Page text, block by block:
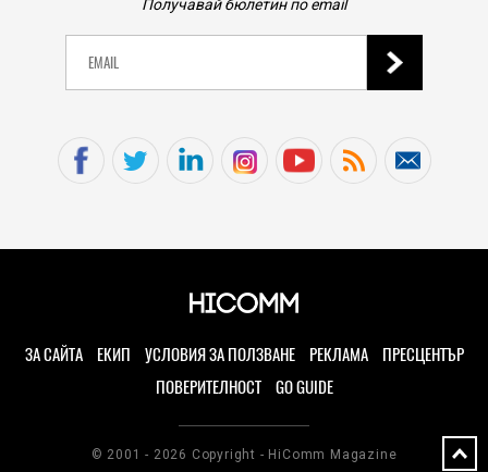
Получавай бюлетин по email
ЗА САЙТА ЕКИП УСЛОВИЯ ЗА ПОЛЗВАНЕ РЕКЛАМА
ПРЕСЦЕНТЪР
ПОВЕРИТЕЛНОСТ
GO GUIDE
© 2001 - 2026 Copyright - HiComm Magazine